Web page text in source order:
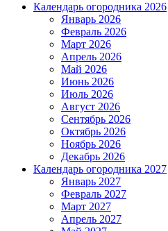
Календарь огородника 2026
Январь 2026
Февраль 2026
Март 2026
Апрель 2026
Май 2026
Июнь 2026
Июль 2026
Август 2026
Сентябрь 2026
Октябрь 2026
Ноябрь 2026
Декабрь 2026
Календарь огородника 2027
Январь 2027
Февраль 2027
Март 2027
Апрель 2027